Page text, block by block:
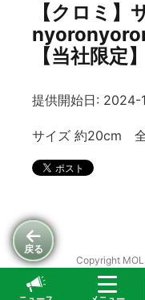
戻る
【クロミ
【当社限定】
提供開始日:
サイズ 約20cm
Copyright